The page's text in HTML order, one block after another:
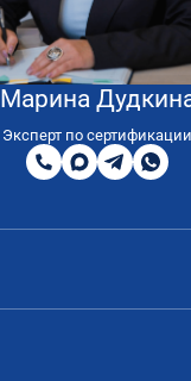
Марина
Эксперт по сертификации
8
800
200
51
MAXTelegram